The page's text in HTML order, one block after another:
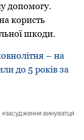
допомогу.
користь
шкоди.
– на
до 5 років за
засудження винуватця